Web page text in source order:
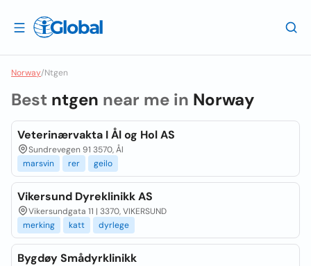
Norway/Ntgen
Best ntgen near me in Norway
Veterinærvakta I Ål og Hol AS
Sundrevegen 91 3570, Ål
marsvin
rer geilo
Vikersund Dyreklinikk AS
Vikersundgata 11 | 3370, VIKERSUND
merking
katt dyrlege
Bygdøy Smådyrklinikk